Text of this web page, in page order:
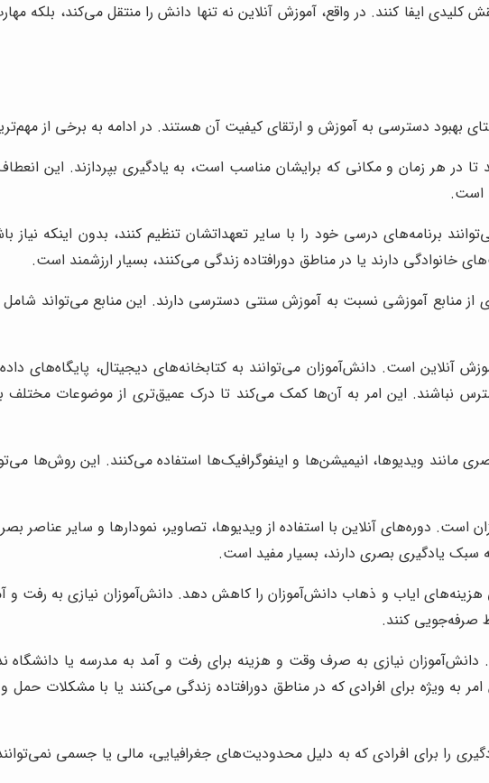
ایفا کنند. در واقع، آموزش آنلاین نه تنها دانش را منتقل می‌کند، بلکه
بهبود دسترسی به آموزش و ارتقای کیفیت آن هستند. در ادامه به برخی از
در هر زمان و مکانی که برایشان مناسب است، به یادگیری بپردازند. این
است.
برنامه‌های درسی خود را با سایر تعهداتشان تنظیم کنند، بدون اینکه
خانوادگی دارند یا در مناطق دورافتاده زندگی می‌کنند، بسیار ارزشمند است.
از منابع آموزشی نسبت به آموزش سنتی دسترسی دارند. این منابع می‌تواند شامل
آنلاین است. دانش‌آموزان می‌توانند به کتابخانه‌های دیجیتال، پایگاه‌های داده
این امر به آن‌ها کمک می‌کند تا درک عمیق‌تری از موضوعات مختلف
مانند ویدیوها، انیمیشن‌ها و اینفوگرافیک‌ها استفاده می‌کنند. این روش‌ها
دوره‌های آنلاین با استفاده از ویدیوها، تصاویر، نمودارها و سایر عناصر
سبک یادگیری بصری دارند، بسیار مفید است.
هزینه‌های ایاب و ذهاب دانش‌آموزان را کاهش دهد. دانش‌آموزان نیازی به رفت و
صرفه‌جویی کنند.
نیازی به صرف وقت و هزینه برای رفت و آمد به مدرسه یا دانشگاه
ویژه برای افرادی که در مناطق دورافتاده زندگی می‌کنند یا با مشکلات حمل
را برای افرادی که به دلیل محدودیت‌های جغرافیایی، مالی یا جسمی